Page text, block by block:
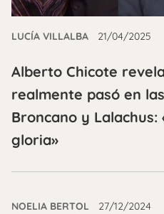
LUCÍA VILLALBA 21/04/2025
Alberto Chicote
realmente pasó en
Broncano y Lalachus:
gloria»
NOELIA BERTOL 27/12/2024